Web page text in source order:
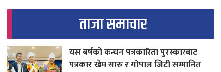
ताजा समाचार
यस बर्षको कन्चन पत्रकारिता पुरस्कारबाट
पत्रकार खेम सारु र गोपाल जिटी सम्मानित